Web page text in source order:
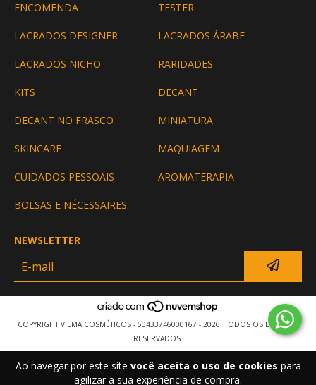
Ao navegar por este site você aceita o uso de cookies para
agilizar a sua experiência de compra.
ENCOMENDA
TESTER
LACRADOS DESIGNER LACRADOS ÁRABE
LACRADOS NICHO RARIDADES
KITS DECANT
DECANT NO FRASCO MINIATURA
SKINCARE MAQUIAGEM
CUIDADOS PESSOAIS AROMATERAPIA
BOLSAS E NÉCESSAIRES
NEWSLETTER
COPYRIGHT VIEMA COSMÉTICOS - 50433746000167 - 2026. TODOS OS DIREITOS
RESERVADOS.